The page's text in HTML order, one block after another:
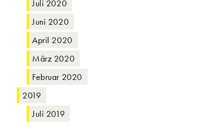
Juli 2020
Juni 2020
April 2020
März 2020
Februar 2020
2019
Juli 2019